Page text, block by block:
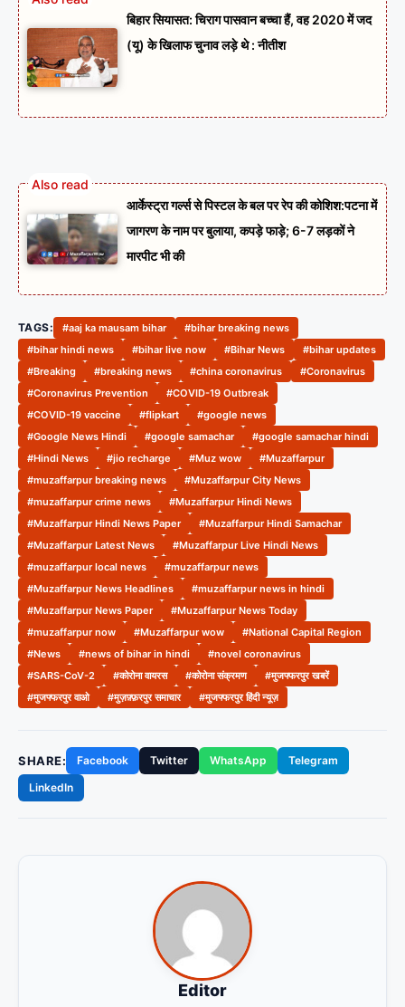
बिहार सियासत: चिराग पासवान बच्चा हैं, वह 2020 में जद
(यू) के खिलाफ चुनाव लड़े थे : नीतीश
आर्केस्ट्रा गर्ल्स से पिस्टल के बल पर रेप की कोशिश:पटना में
जागरण के नाम पर बुलाया, कपड़े फाड़े; 6-7 लड़कों ने
मारपीट भी की
TAGS: #aaj ka mausam bihar
#bihar breaking news
#bihar hindi news
#bihar live now #Bihar News
#bihar updates
#Breaking
#breaking news #china coronavirus
#Coronavirus
#Coronavirus Prevention
#COVID-19 Outbreak
#COVID-19 vaccine
#flipkart
#google news
#Google News Hindi
#google samachar
#google samachar hindi
#Hindi News
#jio recharge #Muz wow
#Muzaffarpur
#muzaffarpur breaking news
#Muzaffarpur City News
#muzaffarpur crime news
#Muzaffarpur Hindi News
#Muzaffarpur Hindi News Paper
#Muzaffarpur Hindi Samachar
#Muzaffarpur Latest News
#Muzaffarpur Live Hindi News
#muzaffarpur local news
#muzaffarpur news
#Muzaffarpur News Headlines
#muzaffarpur news in hindi
#Muzaffarpur News Paper
#Muzaffarpur News Today
#muzaffarpur now
#Muzaffarpur wow
#National Capital Region
#News
#news of bihar in hindi
#novel coronavirus
#SARS-CoV-2
#कोरोना वायरस #कोरोना संक्रमण
#मुजफ्फरपुर खबरें
#मुजफ्फरपुर वाओ
#मुज़फ़्फ़रपुर समाचार #मुजफ्फरपुर हिंदी न्यूज़
SHARE: Facebook Twitter WhatsApp
Telegram
LinkedIn
Editor